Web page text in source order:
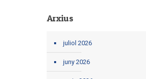
Arxius
juliol 2026
juny 2026